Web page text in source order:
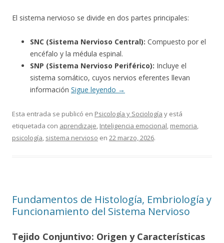
El sistema nervioso se divide en dos partes principales:
SNC (Sistema Nervioso Central): Compuesto por el
encéfalo y la médula espinal.
SNP (Sistema Nervioso Periférico): Incluye el
sistema somático, cuyos nervios eferentes llevan
información Sigue leyendo →
Esta entrada se publicó en Psicología y Sociología y está
etiquetada con aprendizaje, Inteligencia emocional, memoria,
psicología, sistema nervioso en 22 marzo, 2026.
Fundamentos de Histología, Embriología y
Funcionamiento del Sistema Nervioso
Tejido Conjuntivo: Origen y Características